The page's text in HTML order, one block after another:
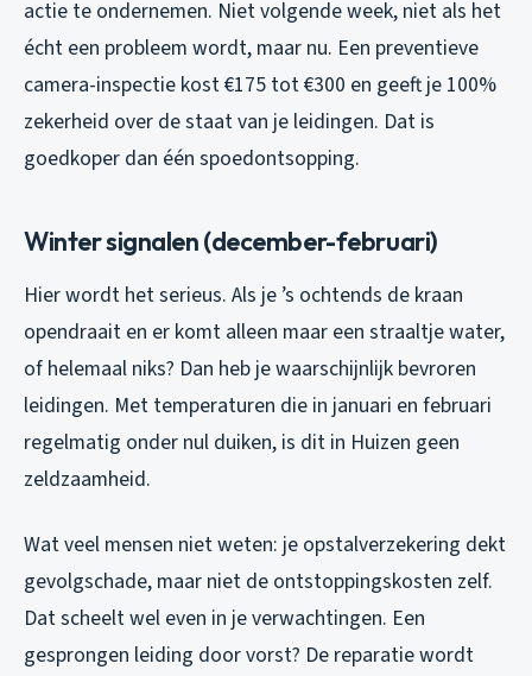
actie te ondernemen. Niet volgende week, niet als het
écht een probleem wordt, maar nu. Een preventieve
camera-inspectie kost €175 tot €300 en geeft je 100%
zekerheid over de staat van je leidingen. Dat is
goedkoper dan één spoedontsopping.
Winter signalen (december-februari)
Hier wordt het serieus. Als je ’s ochtends de kraan
opendraait en er komt alleen maar een straaltje water,
of helemaal niks? Dan heb je waarschijnlijk bevroren
leidingen. Met temperaturen die in januari en februari
regelmatig onder nul duiken, is dit in Huizen geen
zeldzaamheid.
Wat veel mensen niet weten: je opstalverzekering dekt
gevolgschade, maar niet de ontstoppingskosten zelf.
Dat scheelt wel even in je verwachtingen. Een
gesprongen leiding door vorst? De reparatie wordt